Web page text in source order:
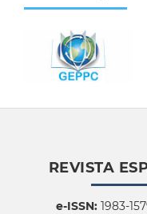
REVISTA
e-ISSN:1983-